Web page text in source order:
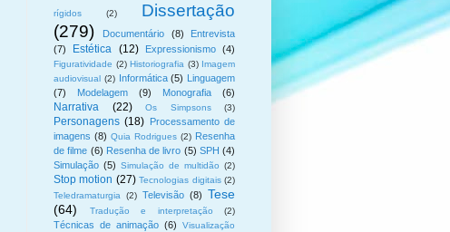
rígidos
(2)
Dissertação
(279)
Documentário (8)
Entrevista
(7)
Estética (12) Expressionismo (4)
Figuratividade (2) Historiografia (3) Imagem
audiovisual (2) Informática (5) Linguagem
(7)
Modelagem (9) Monografia (6)
Narrativa (22) Os Simpsons (3)
Personagens (18) Processamento de
imagens (8) Quia Rodrigues (2) Resenha
de filme (6) Resenha de livro (5) SPH (4)
Simulação (5) Simulação de multidão (2)
Stop motion (27) Tecnologias digitais (2)
Teledramaturgia
(2) Televisão (8) Tese
(64)
Tradução e interpretação (2)
Técnicas de animação (6)
Visualização